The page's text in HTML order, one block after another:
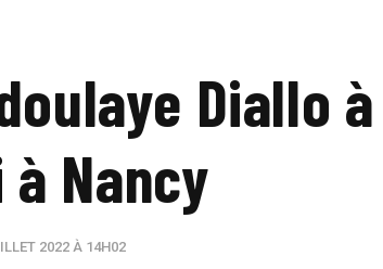
Diallo à
à Nancy
2022 À 14H02